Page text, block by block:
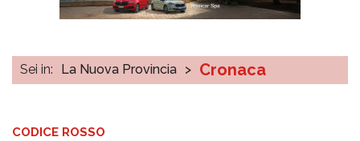
Sei in: La Nuova Provincia > Cronaca
CODICE ROSSO